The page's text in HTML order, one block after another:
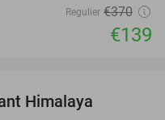
Regulier €370
€139
Himalaya